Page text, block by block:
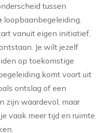
tussen
loopbaanbegeleiding.
vanuit eigen initiatief,
Je wilt jezelf
op toekomstige
komt voort uit
ontslag of een
zijn waardevol, maar
vaak meer tijd en ruimte